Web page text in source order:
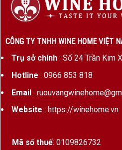
CÔNG TY TNHH WINE HOME VIỆT
Trụ sở chính: Số 24 Trần Kim
Hotline : 0966 853 818
Email:
Website : https://winehome.vn
Mã số thuế: 0109826732